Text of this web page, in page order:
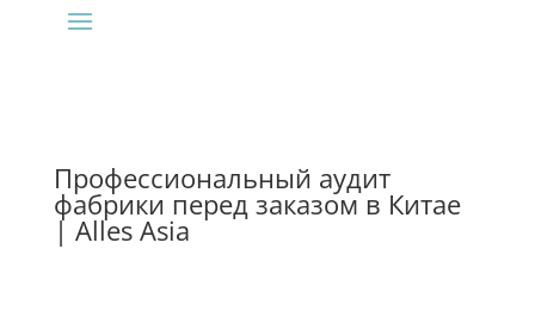
Профессиональный аудит
фабрики перед заказом в Китае
| Alles Asia